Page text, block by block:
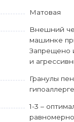
Матовая
Внешний
машинке
Запрещено
и
Гранулы
1-3 –